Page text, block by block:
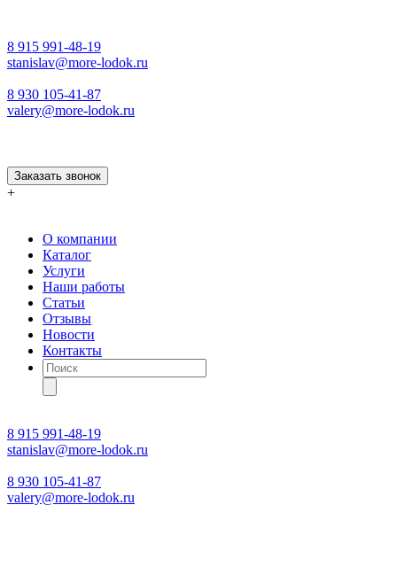
8 915 991-48-19
stanislav@more-lodok.ru
8 930 105-41-87
valery@more-lodok.ru
Заказать звонок
+
О компании
Каталог
Услуги
Наши работы
Статьи
Отзывы
Новости
Контакты
Поиск
товаров
8 915 991-48-19
stanislav@more-lodok.ru
8 930 105-41-87
valery@more-lodok.ru